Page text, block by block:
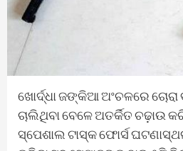
ଖୋର୍ଦ୍ଧା ଜଙ୍କିଆ ଅଂଚଳରେ ଚୋରା
ଚାଲିଥିବା ବେଳେ ଅତର୍କିତ ଚଢ଼ାଉ
ସ୍ପେଶାଲ ଟାସ୍କ ଫୋର୍ସ